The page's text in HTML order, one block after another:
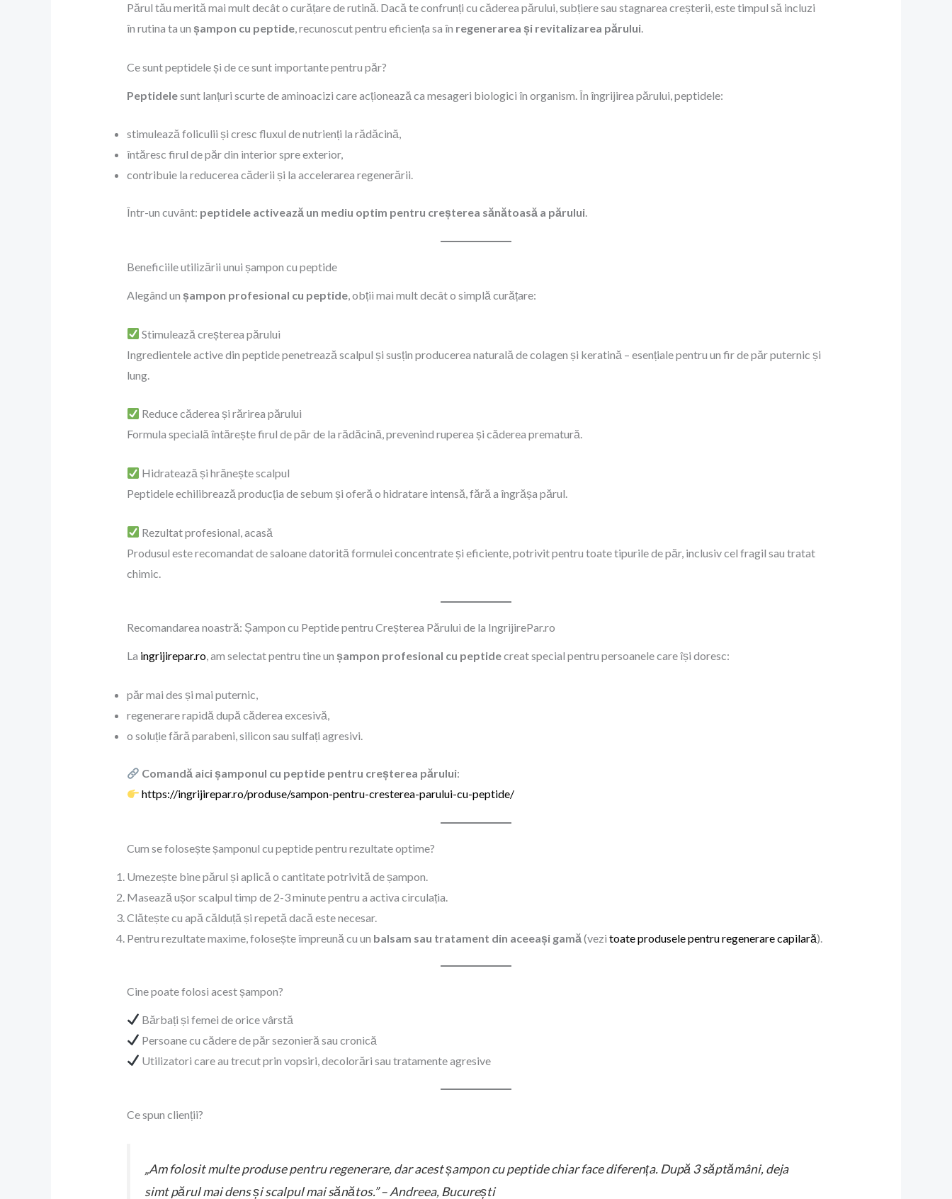
Părul tău merită mai mult decât o curățare de rutină. Dacă te confrunți cu căderea părului, subțiere sau stagnarea creșterii, este timpul să incluzi
în rutina ta un șampon cu peptide, recunoscut pentru eficiența sa în regenerarea și revitalizarea părului.
Ce sunt peptidele și de ce sunt importante pentru păr?
Peptidelesunt lanțuri scurte de aminoacizi care acționează ca mesageri biologici în organism. În îngrijirea părului, peptidele:
stimulează foliculii și cresc fluxul de nutrienți la rădăcină,
întăresc firul de păr din interior spre exterior,
contribuie la reducerea căderii și la accelerarea regenerării.
Într-un cuvânt: peptidele activează un mediu optim pentru creșterea sănătoasă a părului.
Beneficiile utilizării unui șampon cu peptide
Alegând un șampon profesional cu peptide, obții mai mult decât o simplă curățare:
Stimulează creșterea părului
Ingredientele active din peptide penetrează scalpul și susțin producerea naturală de colagen și keratină – esențiale pentru un fir de păr puternic și
lung.
Reduce căderea și rărirea părului
Formula specială întărește firul de păr de la rădăcină, prevenind ruperea și căderea prematură.
Hidratează și hrănește scalpul
Peptidele echilibrează producția de sebum și oferă o hidratare intensă, fără a îngrășa părul.
Rezultat profesional, acasă
Produsul este recomandat de saloane datorită formulei concentrate și eficiente, potrivit pentru toate tipurile de păr, inclusiv cel fragil sau tratat
chimic.
Recomandarea noastră: Șampon cu Peptide pentru Creșterea Părului de la IngrijirePar.ro
La ingrijirepar.ro, am selectat pentru tine un șampon profesional cu peptidecreat special pentru persoanele care își doresc:
păr mai des și mai puternic,
regenerare rapidă după căderea excesivă,
o soluție fără parabeni, silicon sau sulfați agresivi.
Comandă aici șamponul cu peptide pentru creșterea părului:
https://ingrijirepar.ro/produse/sampon-pentru-cresterea-parului-cu-peptide/
Cum se folosește șamponul cu peptide pentru rezultate optime?
Umezește bine părul și aplică o cantitate potrivită de șampon.
Masează ușor scalpul timp de 2-3 minute pentru a activa circulația.
Clătește cu apă călduță și repetă dacă este necesar.
Pentru rezultate maxime, folosește împreună cu un balsam sau tratament din aceeași gamă (vezi toate produsele pentru regenerare capilară).
Cine poate folosi acest șampon?
Bărbați și femei de orice vârstă
Persoane cu cădere de păr sezonieră sau cronică
Utilizatori care au trecut prin vopsiri, decolorări sau tratamente agresive
Ce spun clienții?
„Am folosit multe produse pentru regenerare, dar acest șampon cu peptide chiar face diferența. După 3 săptămâni, deja
simt părul mai dens și scalpul mai sănătos.” – Andreea, București